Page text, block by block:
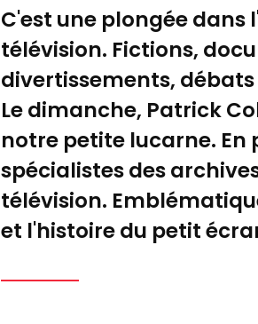
C'est une plongée dans
télévision. Fictions,
divertissements,
Le dimanche, Patrick
notre petite lucarne. En
spécialistes des
télévision.
et l'histoire du petit